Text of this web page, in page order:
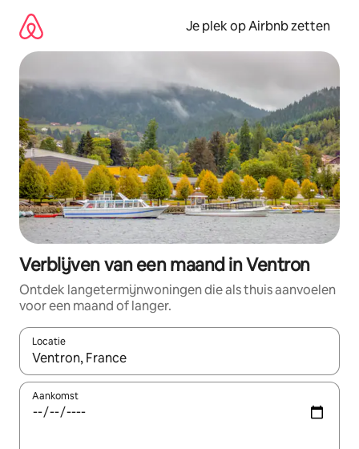
direct
naar
inhoud
Je plek op Airbnb zetten
Verblijven van een maand in Ventron
Ontdek langetermijnwoningen die als thuis aanvoelen
voor een maand of langer.
Locatie
Wanneer er resultaten beschikbaar zijn, maak je een keuze
Aankomst